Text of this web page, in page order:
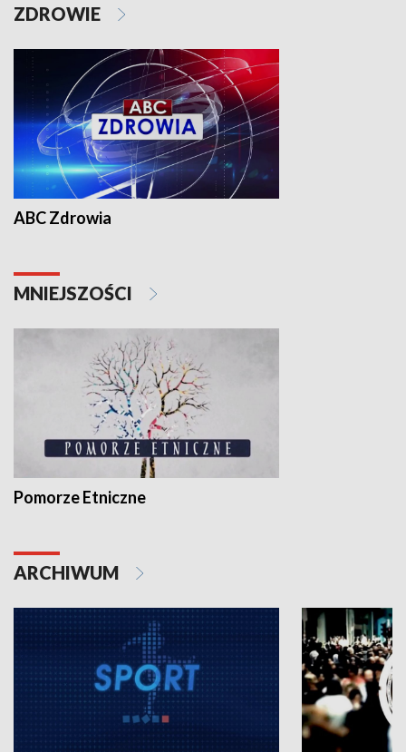
ZDROWIE
ABC Zdrowia
MNIEJSZOŚCI
Pomorze Etniczne
ARCHIWUM